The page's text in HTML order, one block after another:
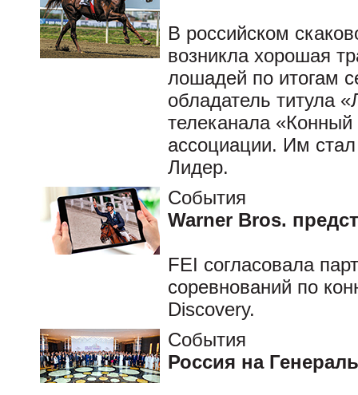
В российском
возникла хорошая
лошадей по итогам
обладатель титула
телеканала
ассоциации. Им
Лидер.
События
Warner Bros.
FEI согласовала
соревнований по
Discovery.
События
Россия на